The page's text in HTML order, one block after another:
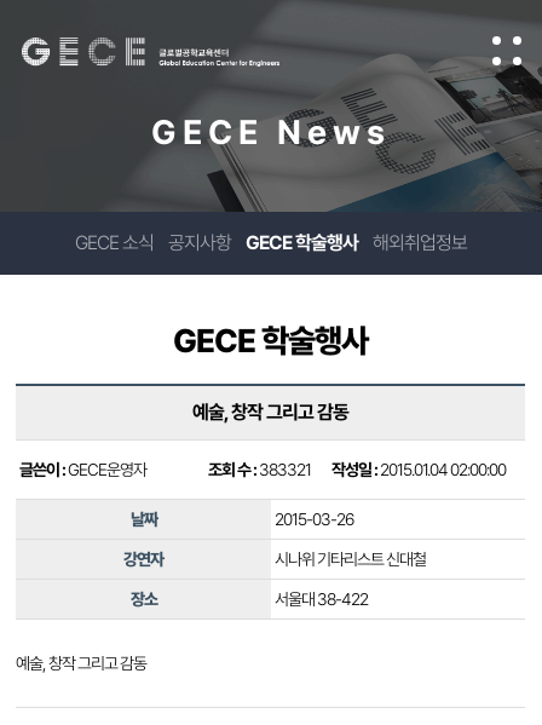
GECE News
GECE 소식 공지사항 GECE 학술행사 해외취업정보
GECE 학술행사
예술, 창작 그리고 감동
글쓴이 :GECE운영자 조회 수 :383321 작성일 :2015.01.04 02:00:00
날짜 2015-03-26
강연자 시나위 기타리스트 신대철
장소 서울대 38-422
예술, 창작 그리고 감동